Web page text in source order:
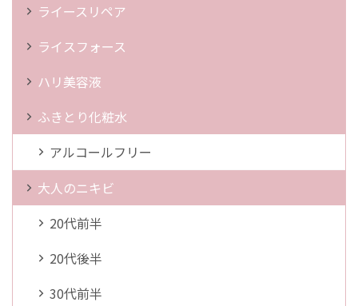
ライースリペア
ライスフォース
ハリ美容液
ふきとり化粧水
アルコールフリー
大人のニキビ
20代前半
20代後半
30代前半